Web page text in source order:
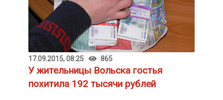
17.09.2015, 08:25 865
У жительницы Вольска гостья
похитила 192 тысячи рублей